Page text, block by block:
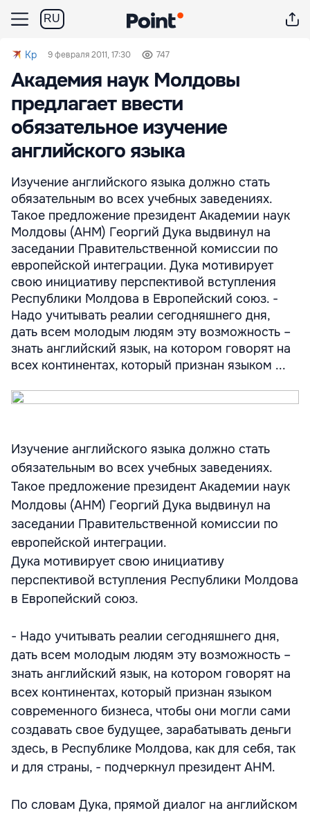
RU
Kp 9 февраля 2011, 17:30 747
Академия наук Молдовы
предлагает ввести
обязательное изучение
английского языка
Изучение английского языка должно стать
обязательным во всех учебных заведениях.
Такое предложение президент Академии наук
Молдовы (АНМ) Георгий Дука выдвинул на
заседании Правительственной комиссии по
европейской интеграции. Дука мотивирует
свою инициативу перспективой вступления
Республики Молдова в Европейский союз. -
Надо учитывать реалии сегодняшнего дня,
дать всем молодым людям эту возможность –
знать английский язык, на котором говорят на
всех континентах, который признан языком ...
Изучение английского языка должно стать
обязательным во всех учебных заведениях.
Такое предложение президент Академии наук
Молдовы (АНМ) Георгий Дука выдвинул на
заседании Правительственной комиссии по
европейской интеграции.
Дука мотивирует свою инициативу
перспективой вступления Республики Молдова
в Европейский союз.
- Надо учитывать реалии сегодняшнего дня,
дать всем молодым людям эту возможность –
знать английский язык, на котором говорят на
всех континентах, который признан языком
современного бизнеса, чтобы они могли сами
создавать свое будущее, зарабатывать деньги
здесь, в Республике Молдова, как для себя, так
и для страны, - подчеркнул президент АНМ.
По словам Дука, прямой диалог на английском